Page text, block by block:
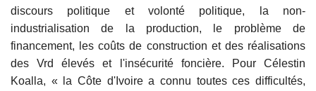
discours politique et volonté politique, la non-
industrialisation de la production, le problème de
financement, les coûts de construction et des réalisations
des Vrd élevés et l'insécurité foncière. Pour Célestin
Koalla, « la Côte d'Ivoire a connu toutes ces difficultés,